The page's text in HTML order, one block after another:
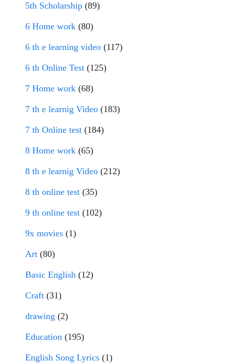
5th Scholarship (89)
6 Home work (80)
6 th e learning video (117)
6 th Online Test (125)
7 Home work (68)
7 th e learnig Video (183)
7 th Online test (184)
8 Home work (65)
8 th e learnig Video (212)
8 th online test (35)
9 th online test (102)
9x movies (1)
Art (80)
Basic English (12)
Craft (31)
drawing (2)
Education (195)
English Song Lyrics (1)